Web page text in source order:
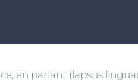
en parlant (lapsus